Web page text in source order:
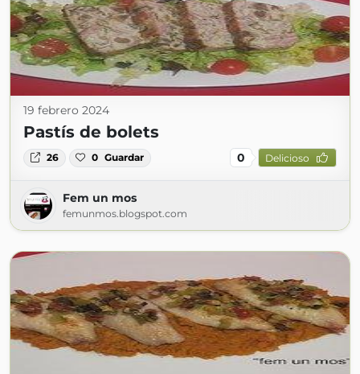
19 febrero 2024
Pastís de bolets
26 0 Guardar 0 Delicioso
Fem un mos
femunmos.blogspot.com